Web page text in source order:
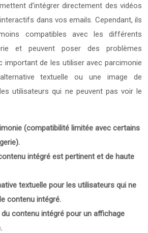
d’intégrer directement des vidéos
dans vos emails. Cependant, ils
compatibles avec les différents
et peuvent poser des problèmes
important de les utiliser avec parcimonie
textuelle ou une image de
utilisateurs qui ne peuvent pas voir le
(compatibilité limitée avec certains
intégré est pertinent et de haute
textuelle pour les utilisateurs qui ne
contenu intégré.
contenu intégré pour un affichage